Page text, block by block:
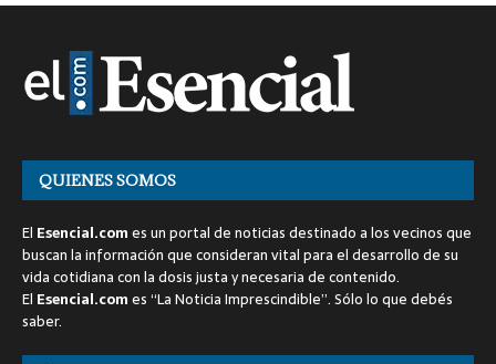
QUIENES SOMOS
El Esencial.comes un portal de noticias destinado a los vecinos que
buscan la información que consideran vital para el desarrollo de su
vida cotidiana con la dosis justa y necesaria de contenido.
El Esencial.comes “La Noticia Imprescindible”. Sólo lo que debés
saber.